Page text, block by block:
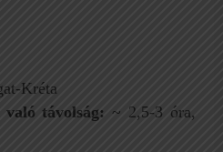
Kréta
távolság: ~ 2,5-3 óra,